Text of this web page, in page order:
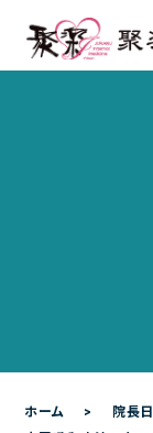
院長に
診療内
各種検
ホーム
院長